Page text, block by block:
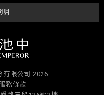
有限公司 2026
服務條款